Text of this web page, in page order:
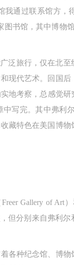
通过联系馆方，
书馆，其中博物
泛旅行，仅在北
现代艺术。回国
地考察，总感觉
写完。其中弗利
藏特色在美国博
Gallery of Art
但分别来自弗利
各种纪念馆、博